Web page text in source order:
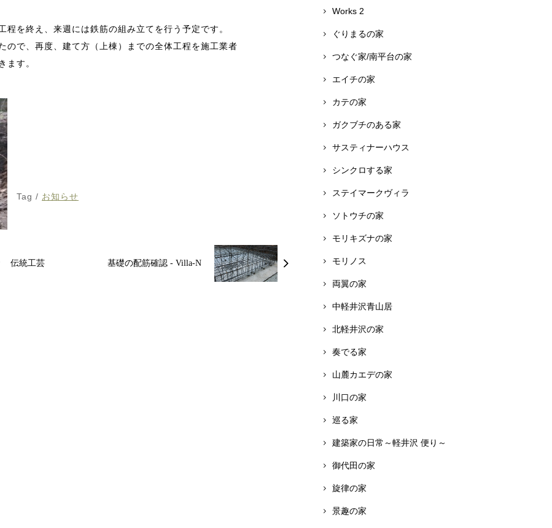
を終え、来週には鉄筋の組み立てを行う予定です。
ので、再度、建て方（上棟）までの全体工程を施工業者
ます。
Tag / お知らせ
伝統工芸 基礎の配筋確認 - Villa-N
Works 2
ぐりまるの家
つなぐ家/南平台の家
エイチの家
カテの家
ガクブチのある家
サスティナーハウス
シンクロする家
ステイマークヴィラ
ソトウチの家
モリキズナの家
モリノス
両翼の家
中軽井沢青山居
北軽井沢の家
奏でる家
山麓カエデの家
川口の家
巡る家
建築家の日常～軽井沢 便り～
御代田の家
旋律の家
景趣の家